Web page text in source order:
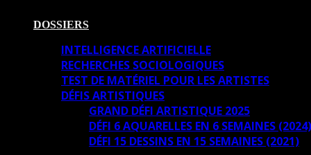
DOSSIERS
INTELLIGENCE ARTIFICIELLE
RECHERCHES SOCIOLOGIQUES
TEST DE MATÉRIEL POUR LES ARTISTES
DÉFIS ARTISTIQUES
GRAND DÉFI ARTISTIQUE 2025
DÉFI 6 AQUARELLES EN 6 SEMAINES (2024)
DÉFI 15 DESSINS EN 15 SEMAINES (2021)